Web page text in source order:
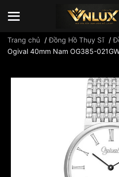
Trang chủ /Đồng Hồ Thụy Sĩ /
Ogival 40mm Nam OG385-